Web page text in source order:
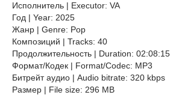
Исполнитель | Executor: VA
Год | Year: 2025
Жанр | Genre: Pop
Композиций | Tracks: 40
Продолжительность | Duration: 02:08:15
Формат/Кодек | Format/Codec: MP3
Битрейт аудио | Audio bitrate: 320 kbps
Размер | File size: 296 MB